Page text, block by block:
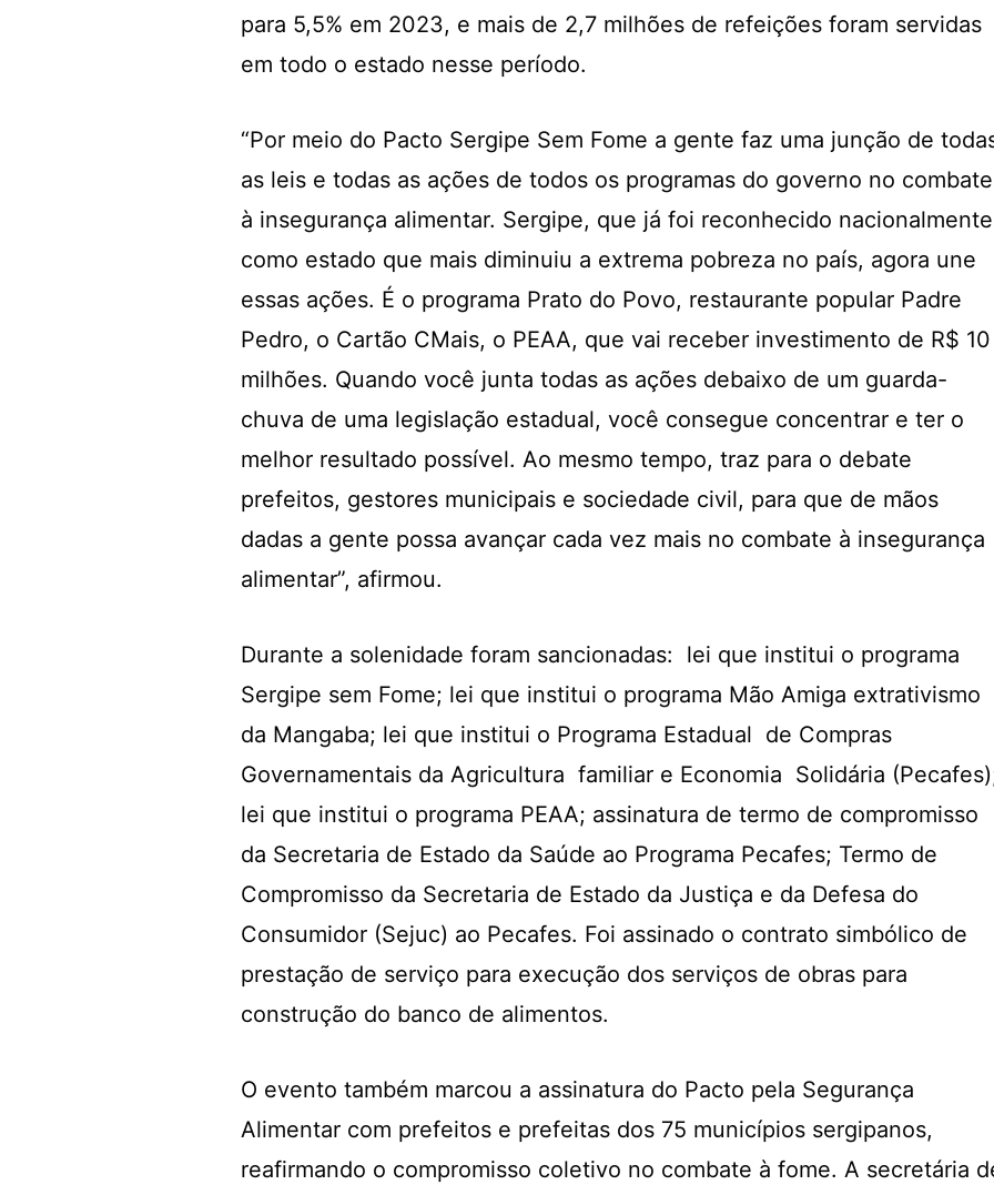
para 5,5% em 2023, e mais de 2,7 milhões de refeições foram servidas
em todo o estado nesse período.
“Por meio do Pacto Sergipe Sem Fome a gente faz uma junção de
as leis e todas as ações de todos os programas do governo no combate
à insegurança alimentar. Sergipe, que já foi reconhecido nacionalmente
como estado que mais diminuiu a extrema pobreza no país, agora une
essas ações. É o programa Prato do Povo, restaurante popular Padre
Pedro, o Cartão CMais, o PEAA, que vai receber investimento de R$ 10
milhões. Quando você junta todas as ações debaixo de um guarda-
chuva de uma legislação estadual, você consegue concentrar e ter o
melhor resultado possível. Ao mesmo tempo, traz para o debate
prefeitos, gestores municipais e sociedade civil, para que de mãos
dadas a gente possa avançar cada vez mais no combate à insegurança
alimentar”, afirmou.
Durante a solenidade foram sancionadas: lei que institui o programa
Sergipe sem Fome; lei que institui o programa Mão Amiga extrativismo
da Mangaba; lei que institui o Programa Estadual de Compras
Governamentais da Agricultura familiar e Economia Solidária
lei que institui o programa PEAA; assinatura de termo de compromisso
da Secretaria de Estado da Saúde ao Programa Pecafes; Termo de
Compromisso da Secretaria de Estado da Justiça e da Defesa do
Consumidor (Sejuc) ao Pecafes. Foi assinado o contrato simbólico de
prestação de serviço para execução dos serviços de obras para
construção do banco de alimentos.
O evento também marcou a assinatura do Pacto pela Segurança
Alimentar com prefeitos e prefeitas dos 75 municípios sergipanos,
reafirmando o compromisso coletivo no combate à fome. A secretária